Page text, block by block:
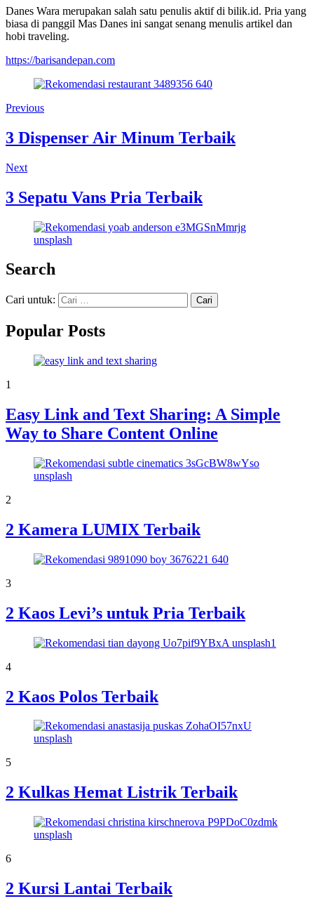
Danes Wara merupakan salah satu penulis aktif di bilik.id. Pria yang
biasa di panggil Mas Danes ini sangat senang menulis artikel dan
hobi traveling.
https://barisandepan.com
Previous
3 Dispenser Air Minum Terbaik
Next
3 Sepatu Vans Pria Terbaik
Search
Cari untuk:
Popular Posts
1
Easy Link and Text Sharing: A Simple
Way to Share Content Online
2
2 Kamera LUMIX Terbaik
3
2 Kaos Levi’s untuk Pria Terbaik
4
2 Kaos Polos Terbaik
5
2 Kulkas Hemat Listrik Terbaik
6
2 Kursi Lantai Terbaik